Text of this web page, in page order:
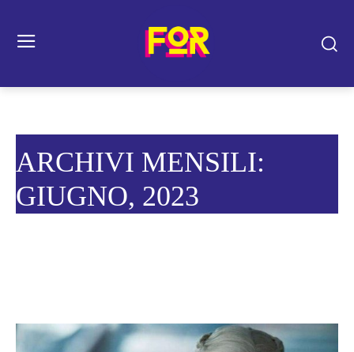
ARCHIVI MENSILI:
GIUGNO, 2023